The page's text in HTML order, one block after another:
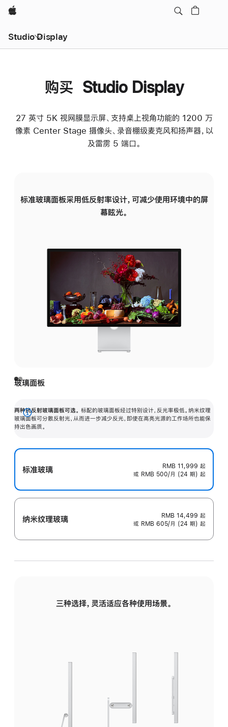
Apple
Studio Display
购买 Studio Display
27 英寸 5K 视网膜显示屏、支持桌上视角功能的 1200 万
像素 Center Stage 摄像头、录音棚级麦克风和扬声器，以
及雷雳 5 端口。
标准玻璃面板采用低反射率设计，可减少使用环境中的屏
幕眩光。
玻璃面板
两种抗反射玻璃面板可选。 标配的玻璃面板经过特别设计，反光率极低。纳米纹理
玻璃面板可分散反射光，从而进一步减少反光，即使在高亮光源的工作场所也能保
持出色画质。
展
开
标准玻璃 RMB 11,999 起
或 RMB 500/月 (24 期) 起
纳米纹理玻璃 RMB 14,499 起
或 RMB 605/月 (24 期) 起
三种选择，灵活适应各种使用场景。